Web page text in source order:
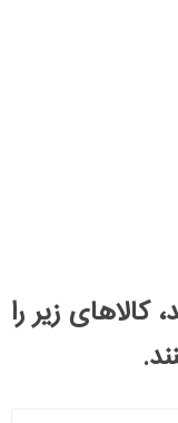
کالاهای زیر را